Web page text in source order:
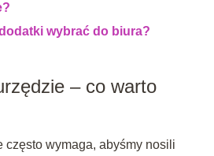
wybrać do biura?
– co warto
często wymaga, abyśmy nosili